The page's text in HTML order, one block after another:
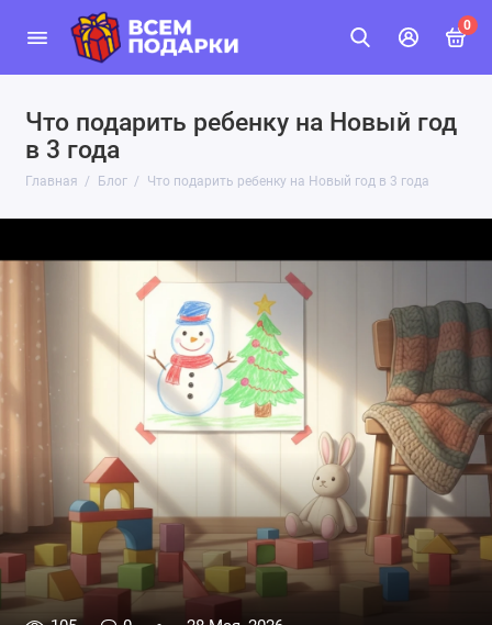
0
Что подарить ребенку на Новый год
в 3 года
Главная Блог Что подарить ребенку на Новый год в 3 года